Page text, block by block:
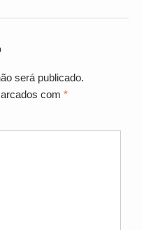
será publicado.
com *